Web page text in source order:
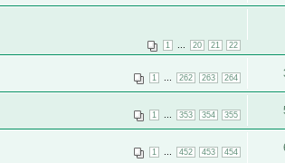
1 20 21 22
1 262 263 264
1 353 354 355
1 452 453 454